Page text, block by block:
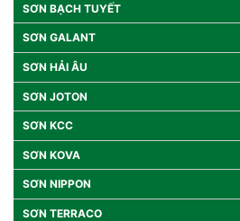
SƠN BẠCH TUYẾT
SƠN GALANT
SƠN HẢI ÂU
SƠN JOTON
SƠN KCC
SƠN KOVA
SƠN NIPPON
SƠN TERRACO